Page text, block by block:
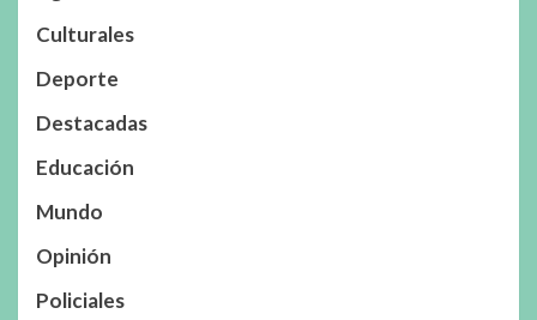
Culturales
Deporte
Destacadas
Educación
Mundo
Opinión
Policiales